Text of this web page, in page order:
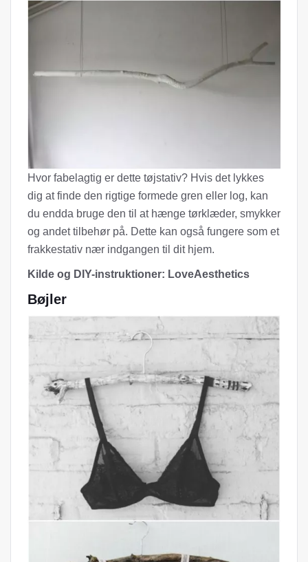
Hvor fabelagtig er dette tøjstativ? Hvis det lykkes
dig at finde den rigtige formede gren eller log, kan
du endda bruge den til at hænge tørklæder, smykker
og andet tilbehør på. Dette kan også fungere som et
frakkestativ nær indgangen til dit hjem.
Kilde og DIY-instruktioner: LoveAesthetics
Bøjler